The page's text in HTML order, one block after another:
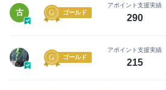
古 ゴールド
アポイント支援実績
290
ゴールド
アポイント支援実績
215
会
録
に
り
ま